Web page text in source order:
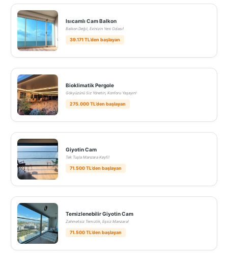
Isıcamlı Cam Balkon
Balkon Değil, Evinizin Yeni Odası!
39.171 TL’den başlayan
Bioklimatik Pergole
Gökyüzünü Siz Yönetin, Konforu Yaşayın!
275.000 TL’den başlayan
Giyotin Cam
Tek Tuşla Manzara Keyfi!
71.500 TL’den başlayan
Temizlenebilir Giyotin Cam
Zahmetsiz Temizlik, Eşsiz Manzara!
71.500 TL’den başlayan